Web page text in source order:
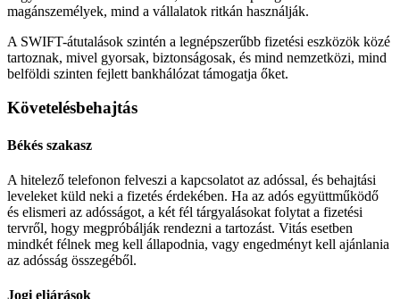
magánszemélyek, mind a vállalatok ritkán használják.
A SWIFT-átutalások szintén a legnépszerűbb fizetési eszközök közé
tartoznak, mivel gyorsak, biztonságosak, és mind nemzetközi, mind
belföldi szinten fejlett bankhálózat támogatja őket.
Követelésbehajtás
Békés szakasz
A hitelező telefonon felveszi a kapcsolatot az adóssal, és behajtási
leveleket küld neki a fizetés érdekében. Ha az adós együttműködő
és elismeri az adósságot, a két fél tárgyalásokat folytat a fizetési
tervről, hogy megpróbálják rendezni a tartozást. Vitás esetben
mindkét félnek meg kell állapodnia, vagy engedményt kell ajánlania
az adósság összegéből.
Jogi eljárások